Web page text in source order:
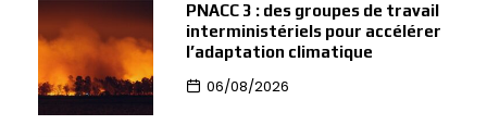
PNACC 3 : des groupes de travail
interministériels pour accélérer
l’adaptation climatique
06/08/2026